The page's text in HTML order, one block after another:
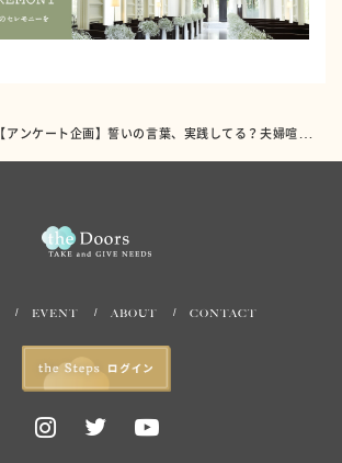
【アンケート企画】誓いの言葉、実践してる？夫婦喧嘩から仲直りするためのノウハウ4選
EVENT ABOUT CONTACT